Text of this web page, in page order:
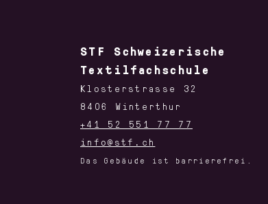
STF Schweizerische
Textilfachschule
Klosterstrasse 32
8406 Winterthur
+41 52 551 77 77
info@stf.ch
Das Gebäude ist barrierefrei.